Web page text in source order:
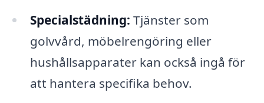
Specialstädning: Tjänster som
golvvård, möbelrengöring eller
hushållsapparater kan också ingå för
att hantera specifika behov.